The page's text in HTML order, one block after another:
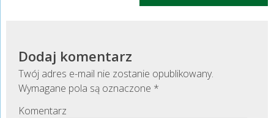
Dodaj komentarz
Twój adres e-mail nie zostanie opublikowany.
Wymagane pola są oznaczone *
Komentarz